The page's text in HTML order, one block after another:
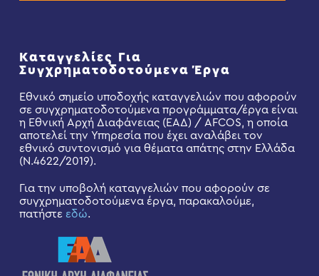
Καταγγελίες Για
Συγχρηματοδοτούμενα Έργα
Εθνικό σημείο υποδοχής καταγγελιών που αφορούν
σε συγχρηματοδοτούμενα προγράμματα/έργα είναι
η Εθνική Αρχή Διαφάνειας (ΕΑΔ) / AFCOS, η οποία
αποτελεί την Υπηρεσία που έχει αναλάβει τον
εθνικό συντονισμό για θέματα απάτης στην Ελλάδα
(Ν.4622/2019).
Για την υποβολή καταγγελιών που αφορούν σε
συγχρηματοδοτούμενα έργα, παρακαλούμε,
πατήστε εδώ.